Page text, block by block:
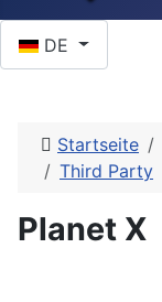
DE
Startseite
Third Party
Planet X